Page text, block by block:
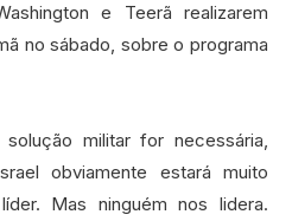
e Teerã realizarem
no sábado, sobre o programa
militar for necessária,
obviamente estará muito
Mas ninguém nos lidera.